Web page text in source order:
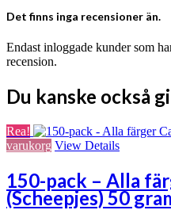
Det finns inga recensioner än.
Endast inloggade kunder som
recension.
Du kanske också
Rea!
varukorg View Details
150-pack – Alla
(Scheepjes) 50